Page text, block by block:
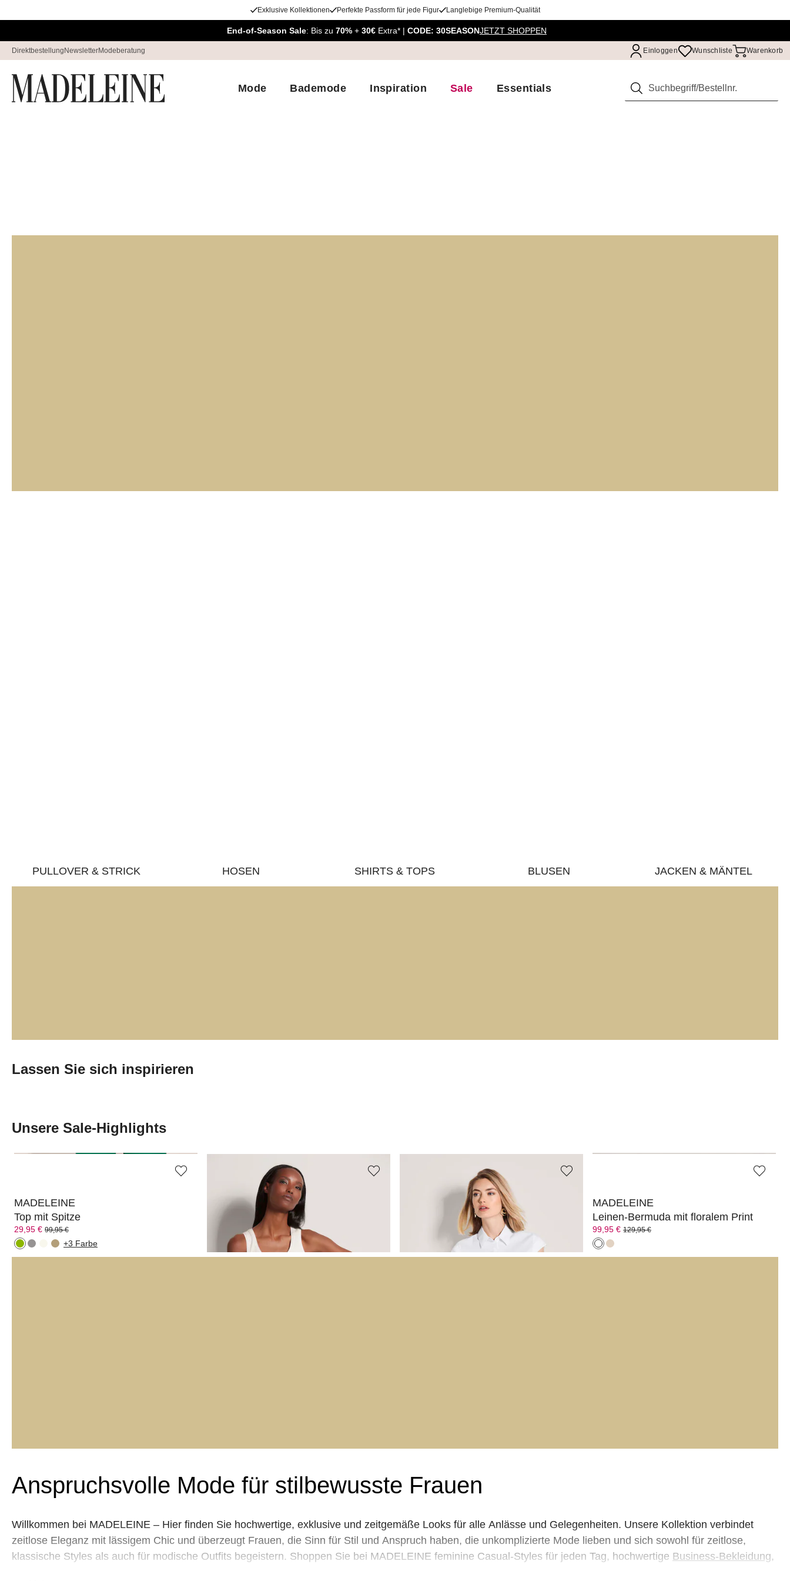
Exklusive Kollektionen Perfekte Passform für jede Figur Langlebige Premium-Qualität
End-of-Season Sale: Bis zu 70% + 30€ Extra* | CODE: 30SEASONJETZT SHOPPEN
Direktbestellung NewsletterModeberatung Einloggen Wunschliste Warenkorb
Mode Bademode Inspiration Sale Essentials Suchen
PULLOVER & STRICK HOSEN SHIRTS & TOPS BLUSEN JACKEN & MÄNTEL
Lassen Sie sich inspirieren
Unsere Sale-Highlights
MADELEINE
Top mit Spitze
29,95 € 99,95 €
+3 Farbe
MADELEINE
Ärmelloses Rippen-Top
49,95 €
Sommerliche Hemdbluse
MADELEINE
Leinen-Bermuda mit floralem Print
99,95 € 129,95 €
Anspruchsvolle Mode für stilbewusste Frauen
Willkommen bei MADELEINE – Hier finden Sie hochwertige, exklusive und zeitgemäße Looks für alle Anlässe und Gelegenheiten. Unsere Kollektion verbindet
zeitlose Eleganz mit lässigem Chic und überzeugt Frauen, die Sinn für Stil und Anspruch haben, die unkomplizierte Mode lieben und sich sowohl für zeitlose,
klassische Styles als auch für modische Outfits begeistern. Shoppen Sie bei MADELEINE feminine Casual-Styles für jeden Tag, hochwertige Business-Bekleidung,